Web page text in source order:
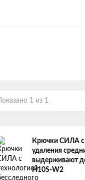
Показано 1 из 1
Крючки СИЛА с
удаления
выдерживают
H10S-W2